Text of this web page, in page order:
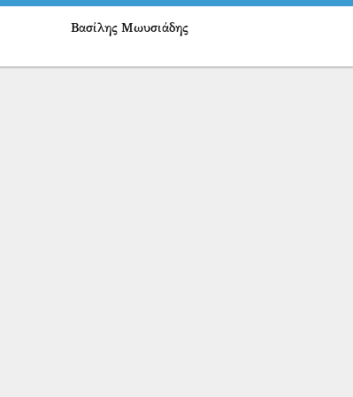
Βασίλης Μωυσιάδης